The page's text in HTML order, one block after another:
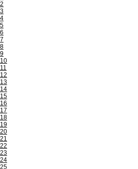
2
3
4
5
6
7
8
9
10
11
12
13
14
15
16
17
18
19
20
21
22
23
24
25